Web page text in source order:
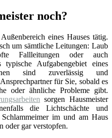
noch?
eines Hauses tätig.
um sämtliche Leitungen: Laub
Fallleitungen oder auch
Aufgabengebiet eines
sind zuverlässig und
für Sie, sobald es
oder ähnliche Probleme gibt.
sorgen Hausmeister
die Lichtschächte und
im und am Haus
oder gar verstopfen.